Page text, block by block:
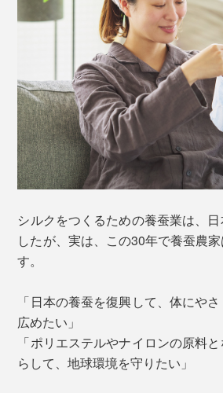
シルクをつくるための養蚕業は、
したが、実は、この30年で養蚕農
す。
「日本の養蚕を復興して、体にや
広めたい」
「ポリエステルやナイロンの原料
らして、地球環境を守りたい」